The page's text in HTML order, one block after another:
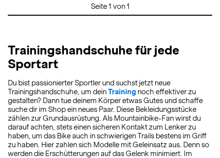
Seite 1 von 1
Trainingshandschuhe für jede
Sportart
Du bist passionierter Sportler und suchst jetzt neue
Trainingshandschuhe, um deinTraining noch effektiver zu
gestalten? Dann tue deinem Körper etwas Gutes und schaffe
suche dir im Shop ein neues Paar. Diese Bekleidungsstücke
zählen zur Grundausrüstung. Als Mountainbike-Fan wirst du
darauf achten, stets einen sicheren Kontakt zum Lenker zu
haben, um das Bike auch in schwierigen Trails bestens im Griff
zu haben. Hier zahlen sich Modelle mit Geleinsatz aus. Denn so
werden die Erschütterungen auf das Gelenk minimiert. Im